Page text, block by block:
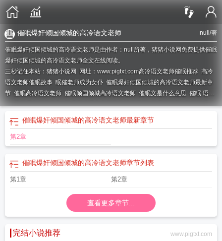
null /著
催眠爆奸倾国倾城的高冷语文老师
催眠爆奸倾国倾城的高冷语文老师是由作者：null所著，猪猪小说网免费提供催眠
爆奸倾国倾城的高冷语文老师全文在线阅读。
三秒记住本站：猪猪小说网 网址：www.pigtxt.com高冷语文老师催眠推荐 高冷
语文老师催眠故事 眠催老师成为女仆 催眠爆奸倾国倾城的高冷语文老师最新章
节 催眠高冷语文老师 催眠倾国倾城高冷语文老师 催眠文是什么意思 催眠 语
冰我催眠老师的作文催眠高冷语文老师的乌帕厉雪岗催眠05药剂老师催眠学
催眠语文课代表 催眠 文本 催眠思语 催眠倾国倾城高冷语文老师全集
催眠爆奸倾国倾城的高冷语文老师最新章节
第2章
催眠爆奸倾国倾城的高冷语文老师章节列表
第1章 第2章
查看更多章节...
完结小说推荐 www.pigtxt.com